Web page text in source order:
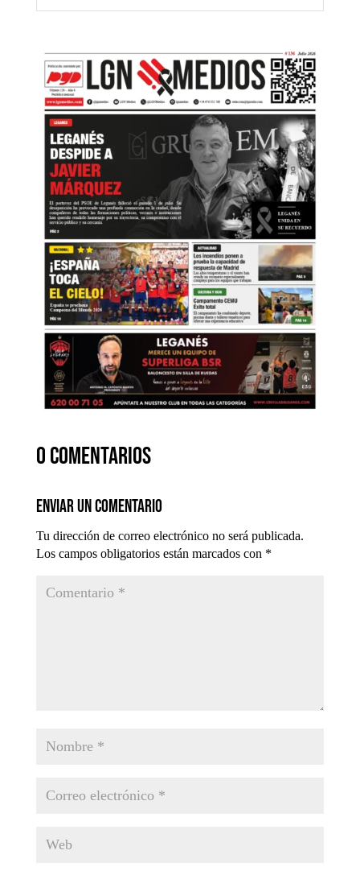
0 comentarios
Enviar un comentario
Tu dirección de correo electrónico no será publicada.
Los campos obligatorios están marcados con *